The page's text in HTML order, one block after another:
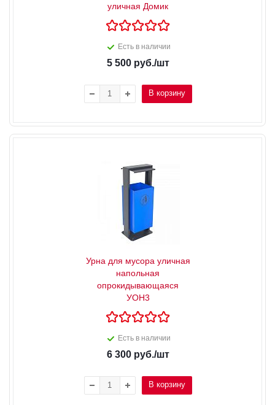
уличная Домик
Есть в наличии
5 500руб./шт
В корзину
Урна для мусора уличная
напольная
опрокидывающаяся
УОН3
Есть в наличии
6 300руб./шт
В корзину